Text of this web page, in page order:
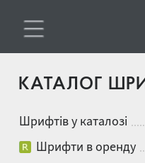
КАТАЛОГ
Шрифтів у каталозі
Шрифти в оренду